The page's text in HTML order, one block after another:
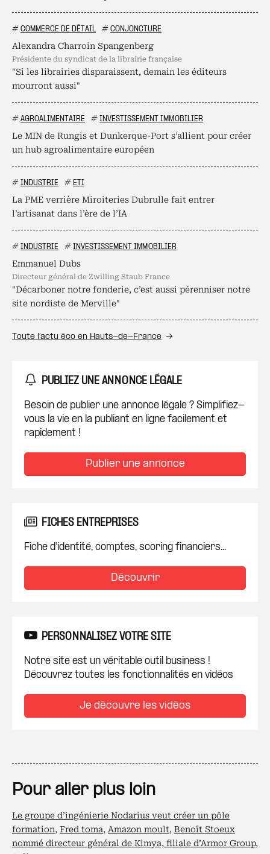
# COMMERCE DE DÉTAIL # CONJONCTURE
Alexandra Charroin Spangenberg
présidente du syndicat de la librairie française
"Si les librairies disparaissent, demain les éditeurs
mourront aussi"
# AGROALIMENTAIRE # INVESTISSEMENT IMMOBILIER
Le MIN de Rungis et Dunkerque-Port s’allient pour créer
un hub agroalimentaire européen
# INDUSTRIE # ETI
La PME verrière Miroiteries Dubrulle fait entrer
l’artisanat dans l’ère de l’IA
# INDUSTRIE # INVESTISSEMENT IMMOBILIER
Emmanuel Dubs
directeur général de Zwilling Staub France
"Décarboner notre fonderie, c’est aussi pérenniser notre
site nordiste de Merville"
Toute l’actu éco en Hauts-de-France
PUBLIEZ UNE ANNONCE LÉGALE
Besoin de publier une annonce légale ? Simplifiez-
vous la vie en la publiant en ligne facilement et
rapidement !
Publier une annonce
FICHES ENTREPRISES
Fiche d'identité, comptes, scoring financiers...
Découvrir
PERSONNALISEZ VOTRE SITE
Notre site est un véritable outil business !
Découvrez toutes les fonctionnalités en vidéos
Je découvre les vidéos
Pour aller plus loin
Le groupe d’ingénierie Nodarius veut créer un pôle
formation, Fred toma, Amazon moult, Benoît Stoeux
nommé directeur général de Kimya, filiale d’Armor Group,